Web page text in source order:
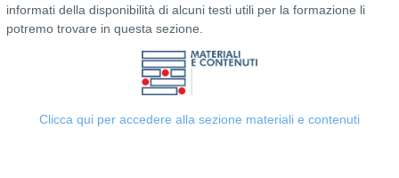
informati della disponibilità di alcuni testi utili per la formazione li
potremo trovare in questa sezione.
Clicca qui per accedere alla sezione materiali e contenuti